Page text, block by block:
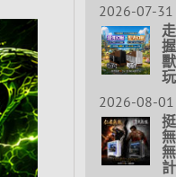
2026-07-31
2026-08-01